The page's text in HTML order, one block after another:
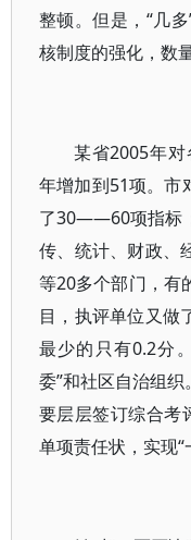
整顿。但是，“几
核制度的强化，数
某省2005年
年增加到51项。市
了30——60项指标
传、统计、财政、
等20多个部门，有
目，执评单位又做
最少的只有0.2分
委”和社区自治组
要层层签订综合考
单项责任状，实现“